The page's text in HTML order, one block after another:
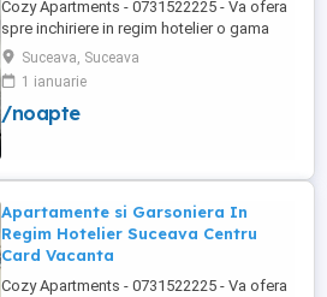
Cozy Apartments - 0731522225 - Va ofera
spre inchiriere in regim hotelier o gama
variata de apartamente si garsoniere
situate in puncte cheie ale orasului
Suceava: Bulevardul George Enescu. In
centrul Orasului pe Esplanada langa
Suceava, Suceava
1 ianuarie
/noapte
Apartamente si Garsoniera In
Regim Hotelier Suceava Centru
Card Vacanta
Cozy Apartments - 0731522225 - Va ofera